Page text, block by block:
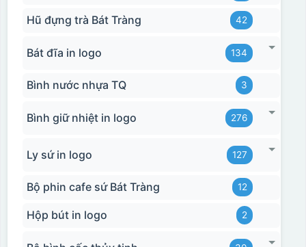
Hũ đựng trà Bát Tràng 42
Bát đĩa in logo 134
Bình nước nhựa TQ 3
Bình giữ nhiệt in logo 276
Ly sứ in logo 127
Bộ phin cafe sứ Bát Tràng 12
Hộp bút in logo 2